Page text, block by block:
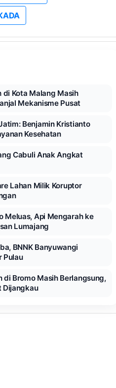
di Kota Malang Masih
Mekanisme Pusat
Benjamin Kristianto
Kesehatan
Cabuli Anak Angkat
Lahan Milik Koruptor
Meluas, Api Mengarah ke
Lumajang
BNNK Banyuwangi
Pulau
di Bromo Masih Berlangsung,
Dijangkau